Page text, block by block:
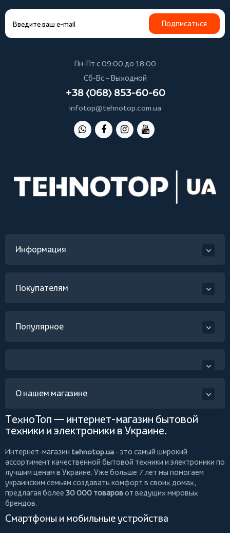
Подписаться
Пн-Пт с 09:00 до 18:00
Сб-Вс – Выходной
+38 (068) 853-60-60
infotop@tehnotop.com.ua
Информация
Покупателям
Популярное
О нашем магазине
ТехноТоп — интернет-магазин бытовой
техники и электроники в Украине.
Интернет-магазин tehnotop.ua - это самый широкий
ассортимент качественной бытовой техники и электроники по
лучшим ценам в Украине. Уже больше 7 лет мы помогаем
украинским семьям создавать комфорт в своих домах,
предлагая более 30 000 товаровот ведущих мировых
брендов.
Смартфоны и мобильные устройства